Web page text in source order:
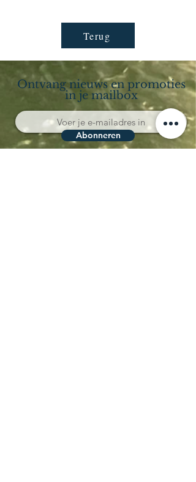
Terug
Ontvang nieuws en promoties
in je mailbox
Abonneren